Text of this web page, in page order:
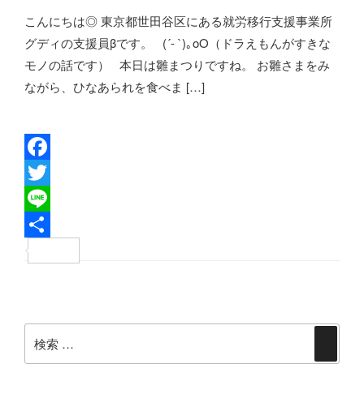
こんにちは◎ 東京都世田谷区にある就労移行支援事業所
グディの支援員βです。 (´- `)｡oO（ドラえもんがすきな
モノの話です） 本日は雛まつりですね。 お雛さまをみ
ながら、ひなあられを食べま […]
F
a
c
e
o
T
w
i
e
L
i
ナ
ビ
索:
索